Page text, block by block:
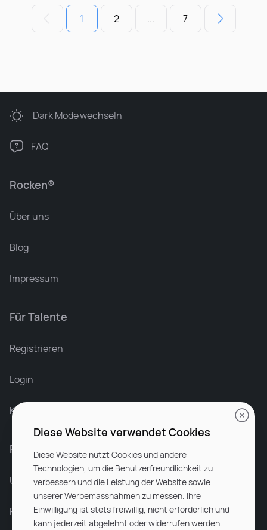
1 2 ... 7
Rocken®
Über uns
Blog
Impressum
Für Talente
Registrieren
Login
Karriere bei Rocken
Für Unternehmen
Unsere Dienstleistungen
Partnerunternehmen
Dark Modewechseln
FAQ
Diese Website verwendet Cookies
Diese Website nutzt Cookies und andere
Technologien, um die Benutzerfreundlichkeit zu
verbessern und die Leistung der Website sowie
unserer Werbemassnahmen zu messen. Ihre
Einwilligung ist stets freiwillig, nicht erforderlich und
kann jederzeit abgelehnt oder widerrufen werden.